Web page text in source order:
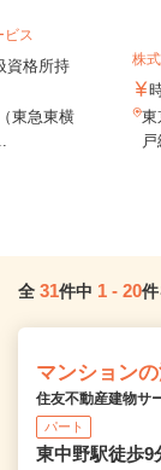
ス
格所持
東急東横
株
東
全 31件中 1 - 20
マンション
住友不動産建物サ
パート
東中野駅徒歩9